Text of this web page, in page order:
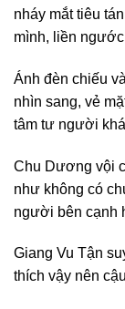
nháy mắt tiêu
mình, liền
Ánh đèn chiếu
nhìn sang, vẻ
tâm tư người
Chu Dương vội
như không có
người bên cạnh
Giang Vu Tận
thích vậy nên